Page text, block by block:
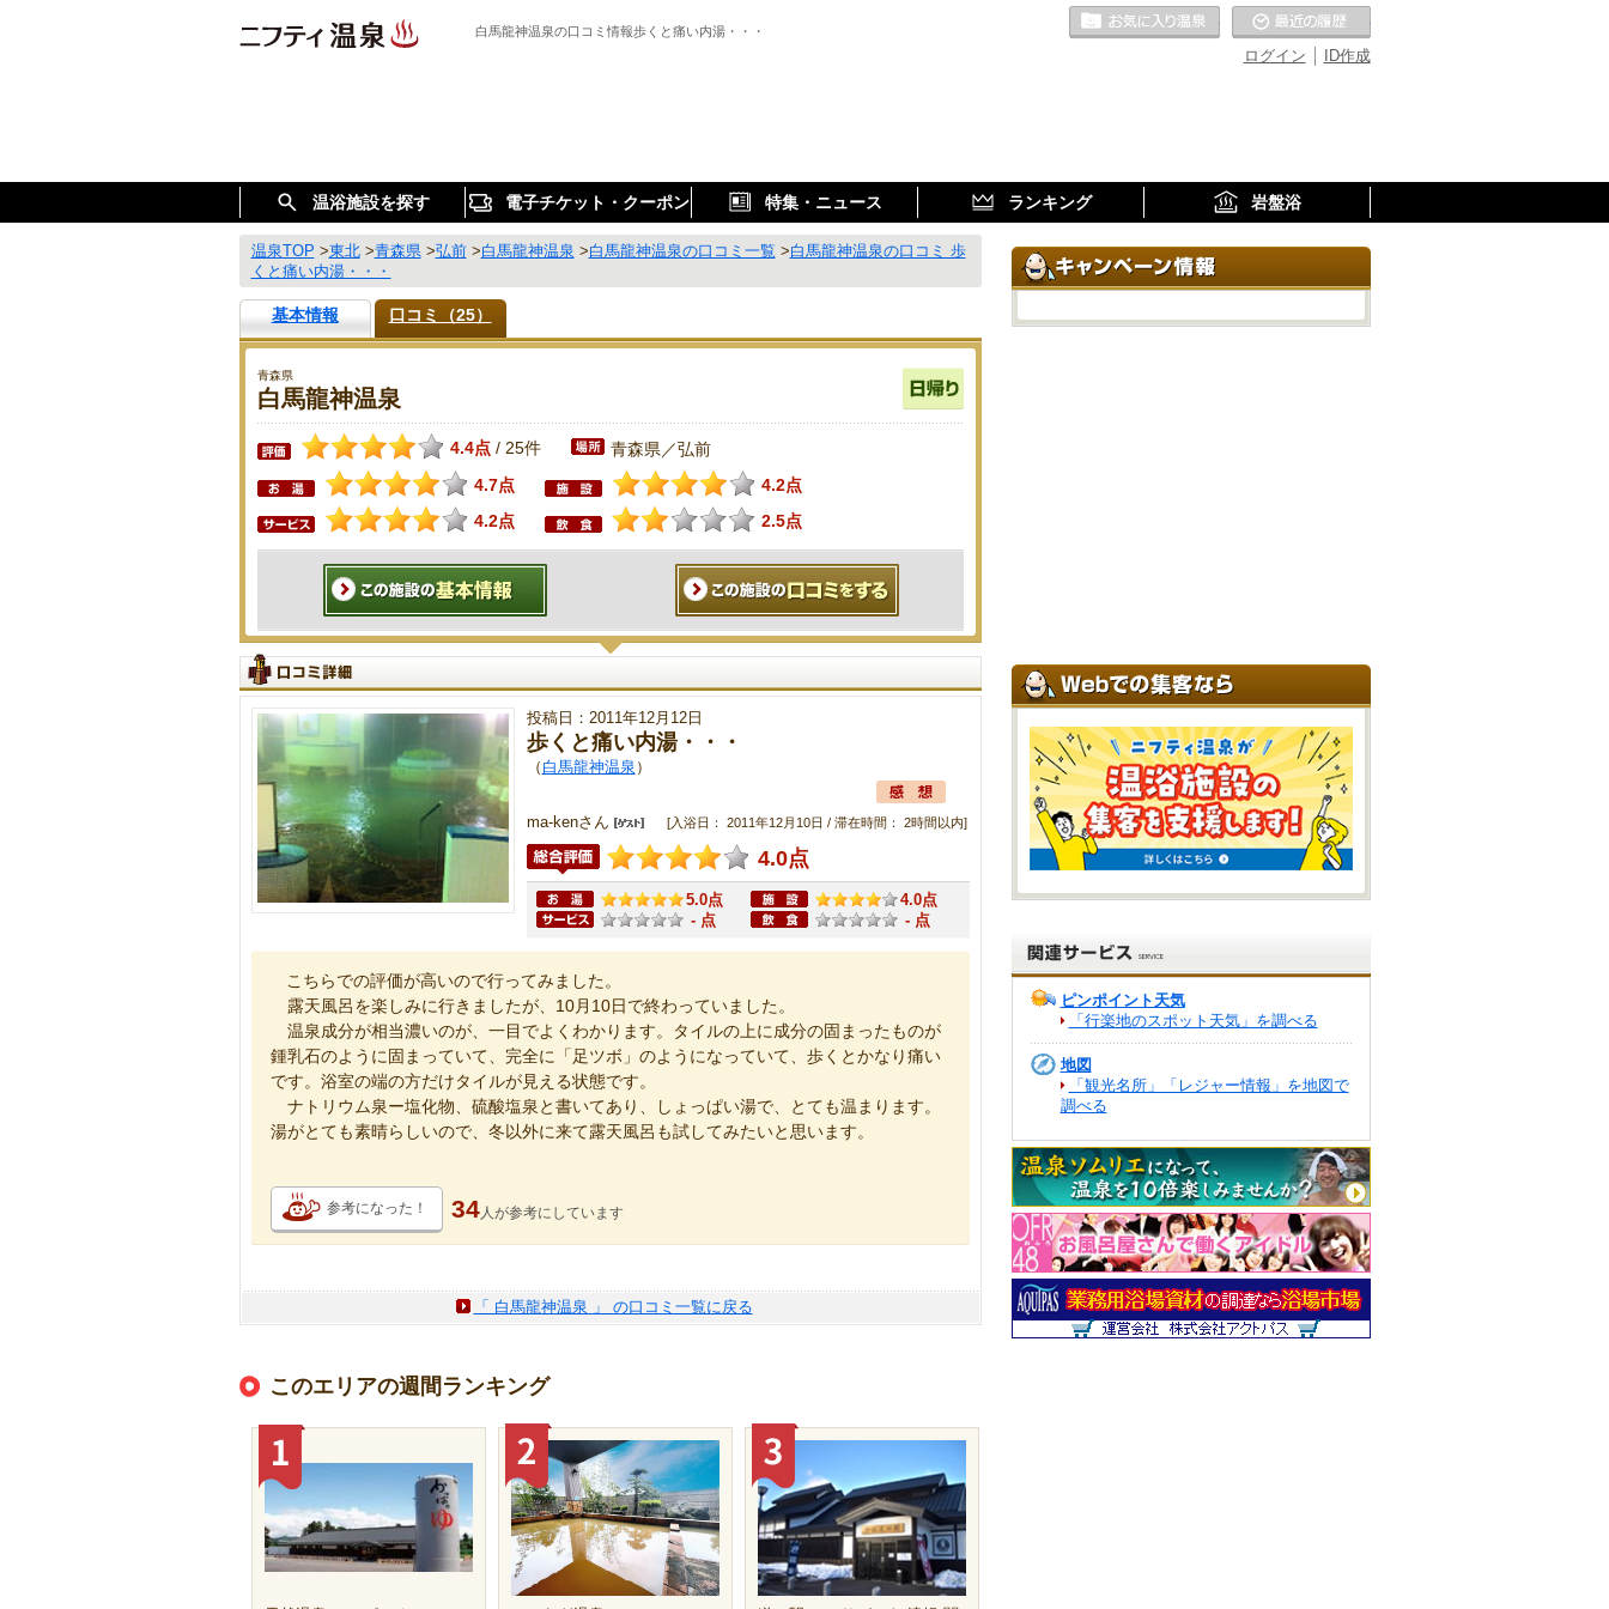
白馬龍神温泉の口コミ情報歩くと痛い内湯・・・
ID作成
ログイン
お気に入りの温泉
温浴施設を探す 電子チケット・クーポン 特集・ニュース ランキング 岩盤浴
温泉TOP >東北>青森県>弘前>白馬龍神温泉 >白馬龍神温泉の口コミ一覧 >白馬龍神温泉の口コミ 歩
くと痛い内湯・・・
基本情報 口コミ（25）
青森県
白馬龍神温泉
4.4点 / 25件 青森県／弘前
4.7点
4.2点
4.2点
2.5点
投稿日：2011年12月12日
歩くと痛い内湯・・・
（ 白馬龍神温泉 ）
ma-kenさん [入浴日： 2011年12月10日 / 滞在時間： 2時間以内]
4.0点
5.0点
4.0点
- 点
- 点
こちらでの評価が高いので行ってみました。
露天風呂を楽しみに行きましたが、10月10日で終わっていました。
温泉成分が相当濃いのが、一目でよくわかります。タイルの上に成分の固まったものが
鍾乳石のように固まっていて、完全に「足ツボ」のようになっていて、歩くとかなり痛い
です。浴室の端の方だけタイルが見える状態です。
ナトリウム泉ー塩化物、硫酸塩泉と書いてあり、しょっぱい湯で、とても温まります。
湯がとても素晴らしいので、冬以外に来て露天風呂も試してみたいと思います。
参考になった！ 34人が参考にしています
「 白馬龍神温泉 」 の口コミ一覧に戻る
このエリアの週間ランキング
ピンポイント天気
「行楽地のスポット天気」を調べる
地図
「観光名所」「レジャー情報」を地図で
調べる